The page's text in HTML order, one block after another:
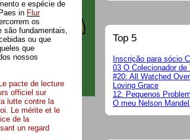
e espécie de
in Flur
os
fundamentais,
ou que
que
nossos
pacte de lecture
officiel sur
lutte contre la
Le mérite et le
de la
un regard
Top 5
Inscrição para sócio
03 O Colecionador de
#20: All Watched
Loving Grace
12: Pequenos
O meu Nelson